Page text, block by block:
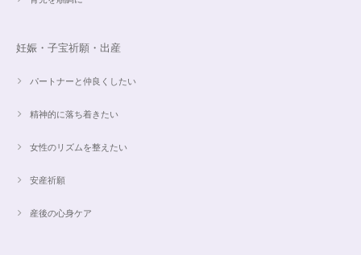
妊娠・子宝祈願・出産
パートナーと仲良くしたい
精神的に落ち着きたい
女性のリズムを整えたい
安産祈願
産後の心身ケア